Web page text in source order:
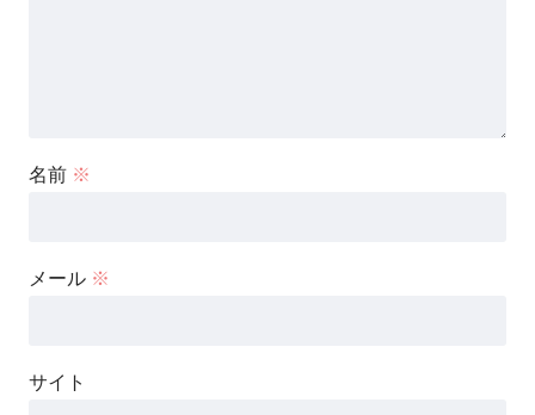
名前 ※
メール ※
サイト